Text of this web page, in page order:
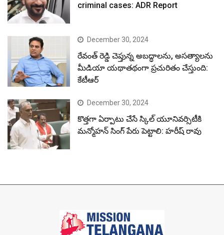
criminal cases: ADR Report
December 30, 2024
రేవంత్ రెడ్డి చెప్తున్న అబద్ధాలను, అసత్యాలను
మీడియా యథాతథంగా ప్రచురితం చేస్తుంది:
కేటీఆర్
December 30, 2024
కొత్తగా ఏర్పాటు చేసే స్కిల్ యూనివర్సిటీకి
మన్మోహన్ సింగ్ పేరు పెట్టాలి: హరీష్ రావు